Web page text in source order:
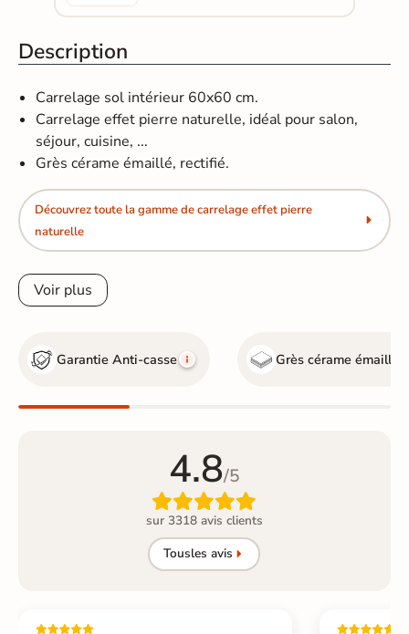
Description
Carrelage sol intérieur 60x60 cm.
Carrelage effet pierre naturelle, idéal pour salon,
séjour, cuisine, ...
Grès cérame émaillé, rectifié.
Découvrez toute la gamme de carrelage effet pierre
naturelle
Voir plus
Garantie Anti-casse Grès cérame émaillé
4.8/5

sur 3318 avis clients
Tousles avis